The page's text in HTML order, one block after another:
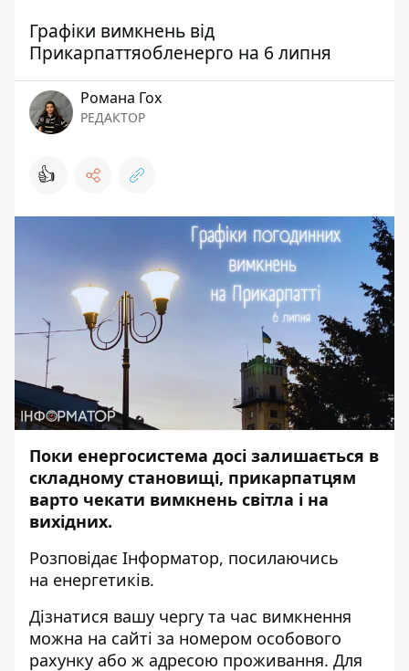
Графіки вимкнень від
Прикарпаттяобленерго на 6 липня
Романа Гох
РЕДАКТОР
👍
Поки енергосистема досі залишається в
складному становищі, прикарпатцям
варто чекати вимкнень світла і на
вихідних.
Розповідає Інформатор, посилаючись
на енергетиків.
Дізнатися вашу чергу та час вимкнення
можна на сайті за номером особового
рахунку або ж адресою проживання. Для